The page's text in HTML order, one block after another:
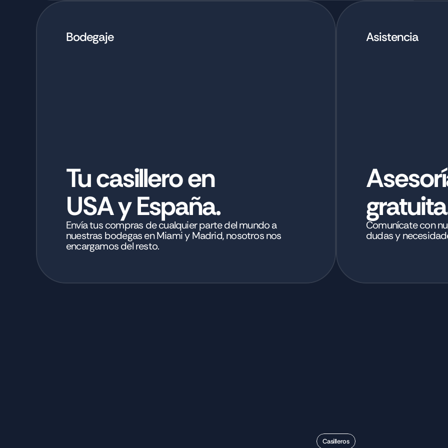
Bodegaje
Tu casillero en
USA y España.
Envía tus compras de cualquier parte del mundo a
nuestras bodegas en Miami y Madrid, nosotros nos
encargamos del resto.
Asistencia
Comunícate con
dudas y
Casilleros